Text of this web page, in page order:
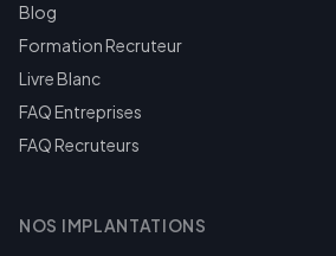
Blog
Formation Recruteur
Livre Blanc
FAQ Entreprises
FAQ Recruteurs
NOS IMPLANTATIONS